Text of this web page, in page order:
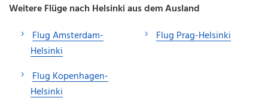
Weitere Flüge nach Helsinki aus dem Ausland
Flug Amsterdam-
Helsinki
Flug Kopenhagen-
Helsinki
Flug Prag-Helsinki